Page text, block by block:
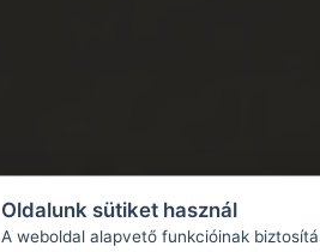
Oldalunk sütiket használ
A weboldal alapvető funkcióinak